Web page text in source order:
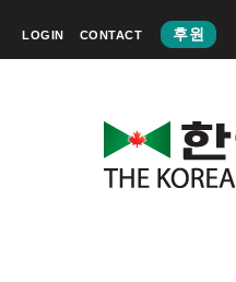
LOGIN CONTACT 후원